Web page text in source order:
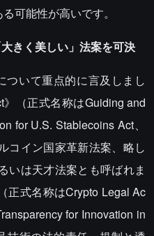
可能性が高いです。
きく美しい」法案を可決
ついて重点的に言及しまし
（正式名称はGuiding and
for U.S. Stablecoins Act、
コイン国家革新法案、略し
いは天才法案とも呼ばれま
正式名称はCrypto Legal Ac
for Innovation in